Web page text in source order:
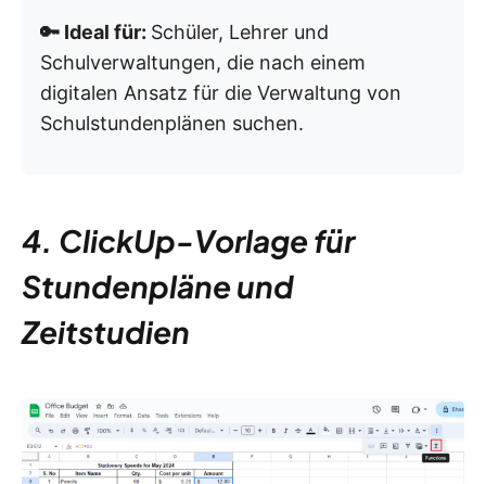
🔑 Ideal für: Schüler, Lehrer und
Schulverwaltungen, die nach einem
digitalen Ansatz für die Verwaltung von
Schulstundenplänen suchen.
4. ClickUp-Vorlage für
Stundenpläne und
Zeitstudien